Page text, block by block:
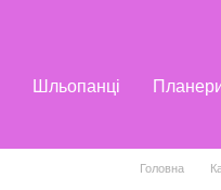
Шльопанці
Головна